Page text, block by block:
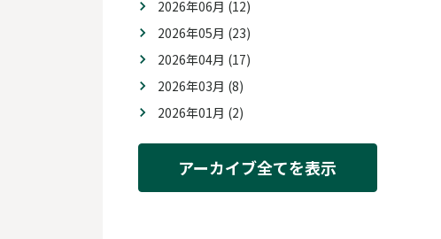
2026年06月 (12)
2026年05月 (23)
2026年04月 (17)
2026年03月 (8)
2026年01月 (2)
アーカイブ全てを表示